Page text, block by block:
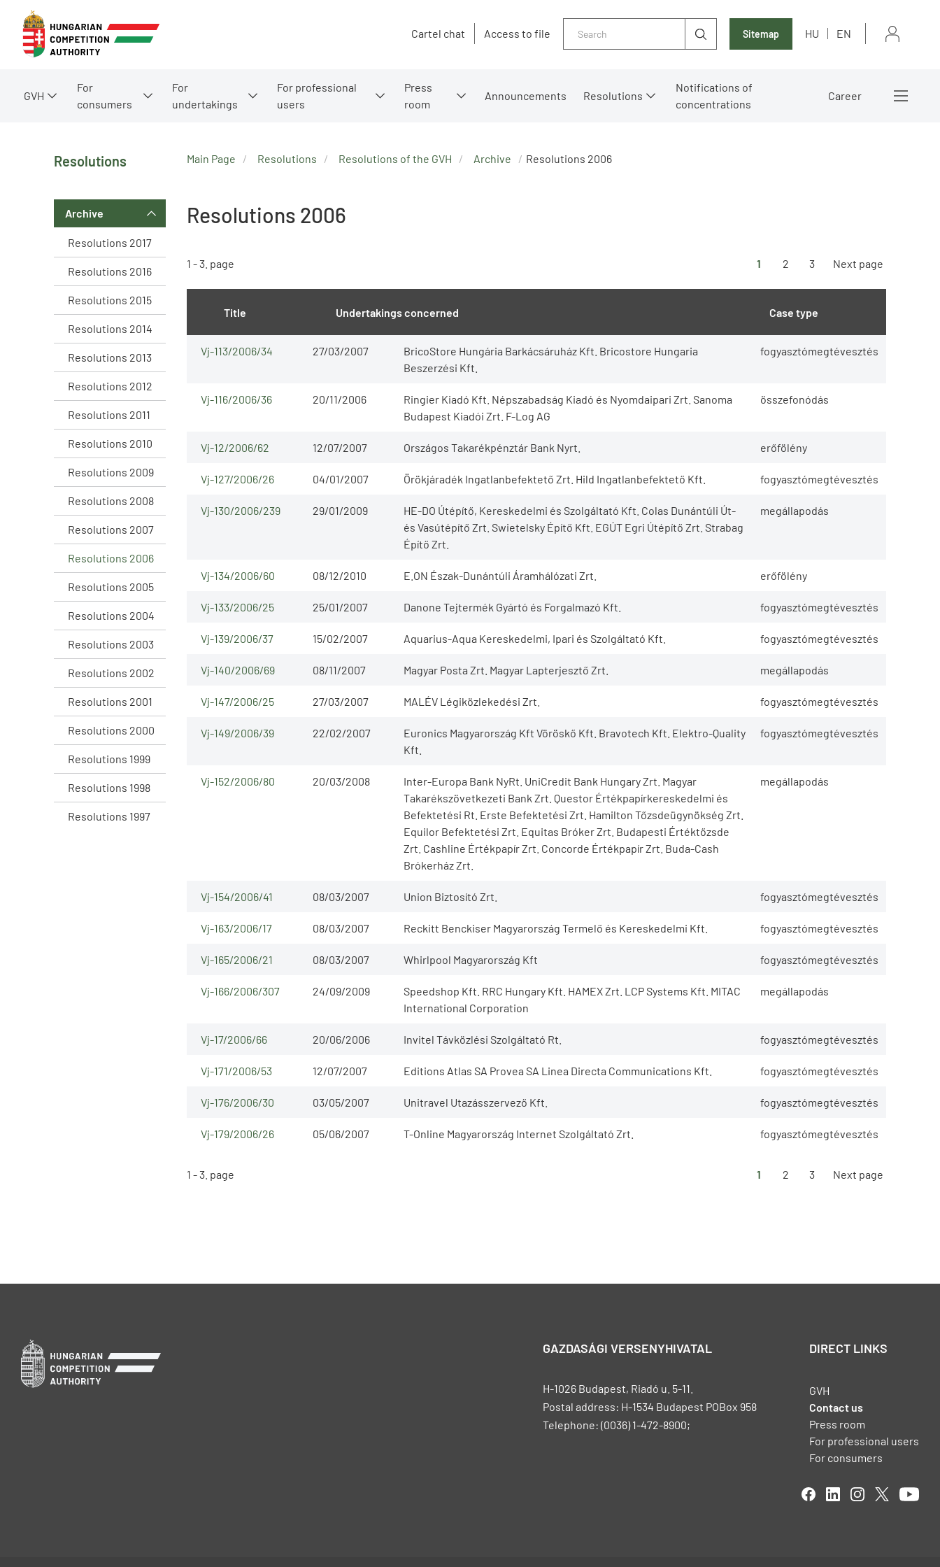
Cartel chat Access to file Sitemap HU EN
GVH
For
consumers
For
undertakings
For professional
users
Press
room
Announcements Resolutions
Notifications of
concentrations
Career
Resolutions
Archive
Resolutions 2017
Resolutions 2016
Resolutions 2015
Resolutions 2014
Resolutions 2013
Resolutions 2012
Resolutions 2011
Resolutions 2010
Resolutions 2009
Resolutions 2008
Resolutions 2007
Resolutions 2006
Resolutions 2005
Resolutions 2004
Resolutions 2003
Resolutions 2002
Resolutions 2001
Resolutions 2000
Resolutions 1999
Resolutions 1998
Resolutions 1997
Main Page Resolutions Resolutions of the GVH Archive Resolutions 2006
Resolutions 2006
1 - 3. page 1 2 3 Next page
Title Undertakings concerned Case type
27/03/2007
Vj-113/2006/34
BricoStore Hungária Barkácsáruház Kft. Bricostore Hungaria
Beszerzési Kft.
fogyasztómegtévesztés
20/11/2006
Vj-116/2006/36
Ringier Kiadó Kft. Népszabadság Kiadó és Nyomdaipari Zrt. Sanoma
Budapest Kiadói Zrt. F-Log AG
összefonódás
12/07/2007
Vj-12/2006/62 Országos Takarékpénztár Bank Nyrt. erőfölény
04/01/2007
Vj-127/2006/26 Örökjáradék Ingatlanbefektető Zrt. Hild Ingatlanbefektető Kft. fogyasztómegtévesztés
29/01/2009
Vj-130/2006/239
HE-DO Útépítő, Kereskedelmi és Szolgáltató Kft. Colas Dunántúli Út-
és Vasútépítő Zrt. Swietelsky Építő Kft. EGÚT Egri Útépítő Zrt. Strabag
Építő Zrt.
megállapodás
08/12/2010
Vj-134/2006/60 E.ON Észak-Dunántúli Áramhálózati Zrt. erőfölény
25/01/2007
Vj-133/2006/25 Danone Tejtermék Gyártó és Forgalmazó Kft. fogyasztómegtévesztés
15/02/2007
Vj-139/2006/37 Aquarius-Aqua Kereskedelmi, Ipari és Szolgáltató Kft. fogyasztómegtévesztés
08/11/2007
Vj-140/2006/69 Magyar Posta Zrt. Magyar Lapterjesztő Zrt. megállapodás
27/03/2007
Vj-147/2006/25 MALÉV Légiközlekedési Zrt. fogyasztómegtévesztés
22/02/2007
Vj-149/2006/39
Euronics Magyarország Kft Vöröskő Kft. Bravotech Kft. Elektro-Quality
Kft.
fogyasztómegtévesztés
20/03/2008
Vj-152/2006/80
Inter-Europa Bank NyRt. UniCredit Bank Hungary Zrt. Magyar
Takarékszövetkezeti Bank Zrt. Questor Értékpapírkereskedelmi és
Befektetési Rt. Erste Befektetési Zrt. Hamilton Tőzsdeügynökség Zrt.
Equilor Befektetési Zrt. Equitas Bróker Zrt. Budapesti Értéktőzsde
Zrt. Cashline Értékpapír Zrt. Concorde Értékpapír Zrt. Buda-Cash
Brókerház Zrt.
megállapodás
08/03/2007
Vj-154/2006/41 Union Biztosító Zrt. fogyasztómegtévesztés
08/03/2007
Vj-163/2006/17 Reckitt Benckiser Magyarország Termelő és Kereskedelmi Kft. fogyasztómegtévesztés
08/03/2007
Vj-165/2006/21 Whirlpool Magyarország Kft fogyasztómegtévesztés
24/09/2009
Vj-166/2006/307
Speedshop Kft. RRC Hungary Kft. HAMEX Zrt. LCP Systems Kft. MITAC
International Corporation
megállapodás
20/06/2006
Vj-17/2006/66 Invitel Távközlési Szolgáltató Rt. fogyasztómegtévesztés
12/07/2007
Vj-171/2006/53 Editions Atlas SA Provea SA Linea Directa Communications Kft. fogyasztómegtévesztés
03/05/2007
Vj-176/2006/30 Unitravel Utazásszervező Kft. fogyasztómegtévesztés
05/06/2007
Vj-179/2006/26 T-Online Magyarország Internet Szolgáltató Zrt. fogyasztómegtévesztés
1 - 3. page 1 2 3 Next page
GAZDASÁGI VERSENYHIVATAL
H-1026 Budapest, Riadó u. 5-11.
Postal address: H-1534 Budapest POBox 958
Telephone: (0036) 1-472-8900;
DIRECT LINKS
GVH
Contact us
Press room
For professional users
For consumers